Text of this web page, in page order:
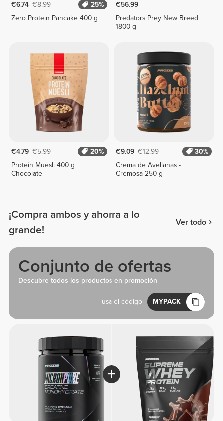
€6.74 €8.99
25%
Zero Protein Pancake 400 g
€56.99
Predators Prey New Breed
1800 g
€4.79 €5.99
20%
Protein Muesli 400 g
Chocolate
€9.09 €12.99
30%
Crema de Avellanas -
Cremosa 250 g
¡Compra ambos y ahorra a lo
grande!
Ver todo
Conjunto de ofertas
Descubre todos los productos en promoción
usa el código MYPACK